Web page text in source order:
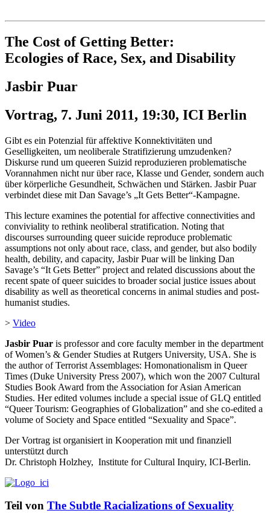
queer-institut
Institut für queer theory
The Cost of Getting Better:
Ecologies of Race, Sex, and Disability
Jasbir Puar
Vortrag, 7. Juni 2011, 19:30, ICI Berlin
Gibt es ein Potenzial für affektive Konnektivitäten und
Geselligkeiten, um neoliberale Stratifizierung umzudenken?
Diskurse rund um queeren Suizid reproduzieren problematische
Vorannahmen nicht nur über race, Klasse und Gender, sondern auch
über körperliche Gesundheit, Schwächen und Stärken. Jasbir Puar
verbindet diese mit Dan Savage’s „It Gets Better“-Kampagne.
This lecture examines the potential for affective connectivities and
conviviality to rethink neoliberal stratification. Noting that
discourses surrounding queer suicide reproduce problematic
assumptions not only about race, class, and gender, but also bodily
health, debility, and capacity, Jasbir Puar will be linking Dan
Savage’s “It Gets Better” project and related discussions about the
recent spate of queer suicides to broader social justice issues about
disability as well as theoretical concerns in animal studies and post-
humanist studies.
> Video
Jasbir Puar is professor and core faculty member in the department
of Women’s & Gender Studies at Rutgers University, USA. She is
the author of Terrorist Assemblages: Homonationalism in Queer
Times (Duke University Press 2007), which won the 2007 Cultural
Studies Book Award from the Association for Asian American
Studies. Her edited volumes include a special issue of GLQ entitled
“Queer Tourism: Geographies of Globalization” and she co-edited a
volume of Society and Space entitled “Sexuality and Space”.
Der Vortrag ist organisiert in Kooperation mit und finanziell
unterstützt durch
Dr. Christoph Holzhey, Institute for Cultural Inquiry, ICI-Berlin.
Teil von The Subtle Racializations of Sexuality